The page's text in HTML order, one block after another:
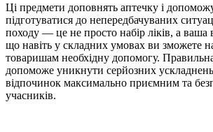
Ці предмети доповнять аптечку і
підготуватися до непередбачуваних
походу — це не просто набір ліків, а ваша
що навіть у складних умовах ви зможете
товаришам необхідну допомогу.
допоможе уникнути серйозних ускладнень
відпочинок максимально приємним та
учасників.